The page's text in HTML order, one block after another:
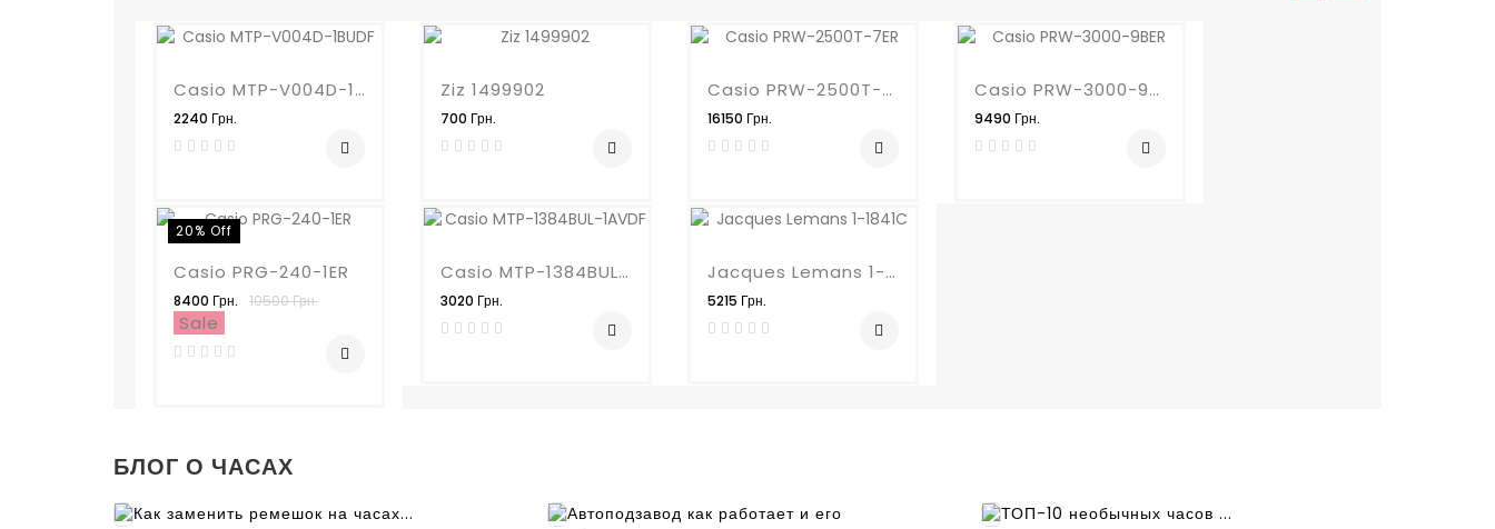
Casio MTP-V004D-1BUDF
2240 Грн.
Ziz 1499902
700 Грн.
Casio PRW-2500T-7ER
16150 Грн.
Casio PRW-3000-9BER
9490 Грн.
20% Off
Casio PRG-240-1ER
8400 Грн. 10500 Грн.
Sale
Casio MTP-1384BUL-1AVDF
3020 Грн.
Jacques Lemans 1-1841C
5215 Грн.
БЛОГ О ЧАСАХ
Как заменить ремешок на часах...
Автоподзавод как работает и его
ТОП-10 необычных часов ...